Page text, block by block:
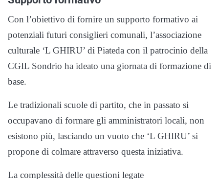
Con l’obiettivo di fornire un supporto formativo ai
potenziali futuri consiglieri comunali, l’associazione
culturale ‘L GHIRU’ di Piateda con il patrocinio della
CGIL Sondrio ha ideato una giornata di formazione di
base.
Le tradizionali scuole di partito, che in passato si
occupavano di formare gli amministratori locali, non
esistono più, lasciando un vuoto che ‘L GHIRU’ si
propone di colmare attraverso questa iniziativa.
La complessità delle questioni legate